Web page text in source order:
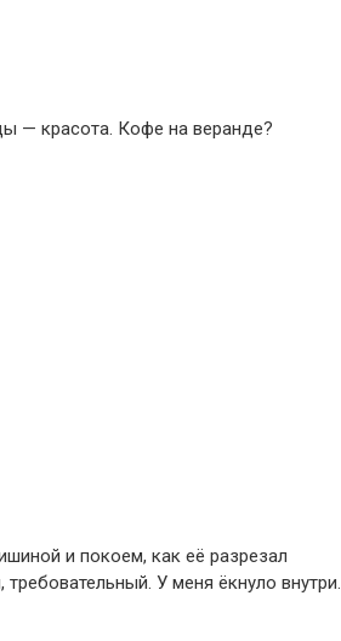
— красота. Кофе на веранде?
и покоем, как её разрезал
У меня ёкнуло внутри.